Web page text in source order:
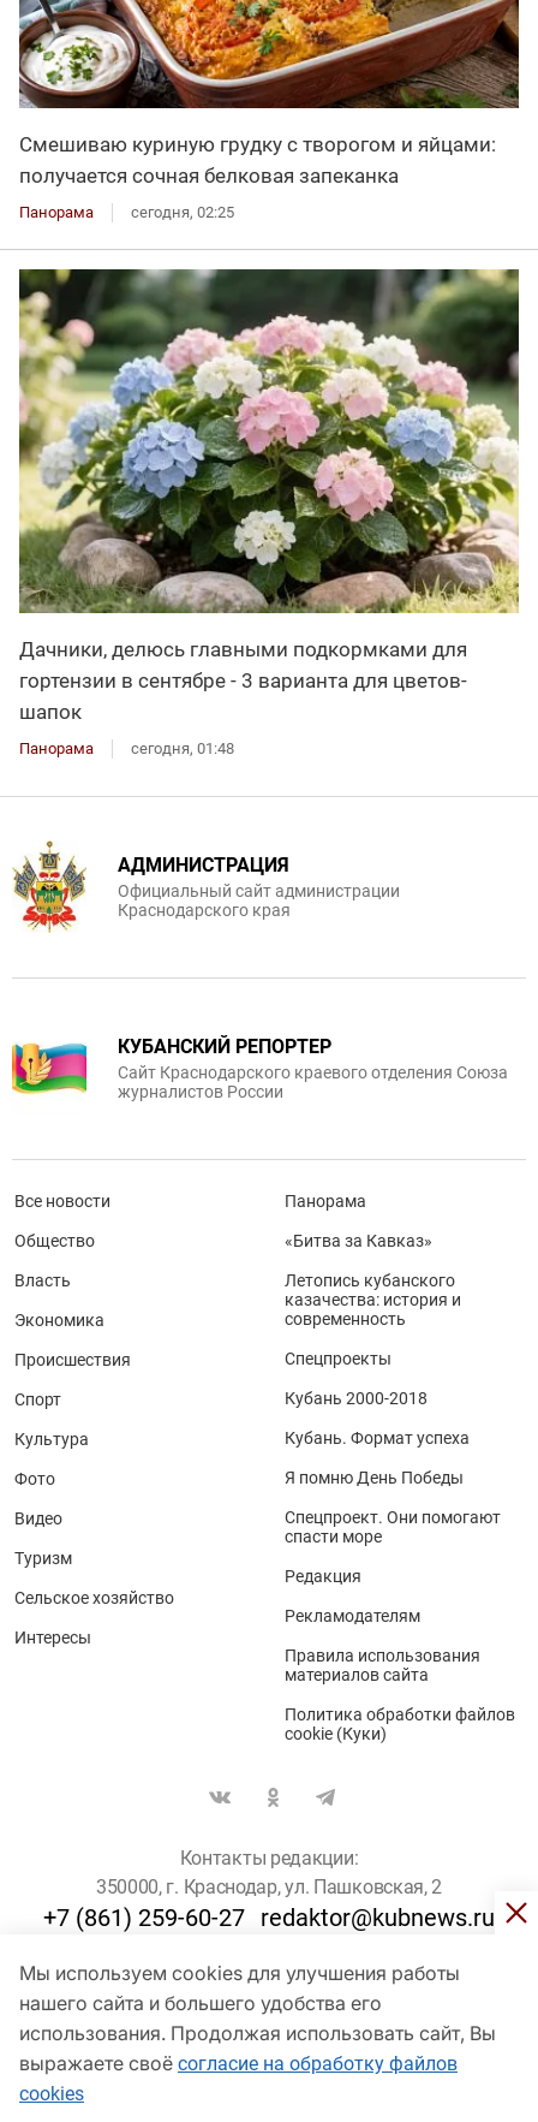
Смешиваю куриную грудку с творогом и яйцами:
получается сочная белковая запеканка
Панорама сегодня, 02:25
Дачники, делюсь главными подкормками для
гортензии в сентябре - 3 варианта для цветов-
шапок
Панорама сегодня, 01:48
Мы используем cookies для улучшения работы
нашего сайта и большего удобства его
использования. Продолжая использовать сайт, Вы
выражаете своё согласие на обработку файлов
cookies
АДМИНИСТРАЦИЯ
Официальный сайт администрации
Краснодарского края
КУБАНСКИЙ РЕПОРТЕР
Сайт Краснодарского краевого отделения Союза
журналистов России
Все новости
Общество
Власть
Экономика
Происшествия
Спорт
Культура
Фото
Видео
Туризм
Сельское хозяйство
Интересы
Панорама
«Битва за Кавказ»
Летопись кубанского
казачества: история и
современность
Спецпроекты
Кубань 2000-2018
Кубань. Формат успеха
Я помню День Победы
Спецпроект. Они помогают
спасти море
Редакция
Рекламодателям
Правила использования
материалов сайта
Политика обработки файлов
cookie (Куки)
Контакты редакции:
350000, г. Краснодар, ул. Пашковская, 2
+7 (861) 259-60-27 redaktor@kubnews.ru
Для пользователей старше 16 лет
© Кубанские Новости, 2017
Сетевое издание «kubnews» зарегистрировано Федеральной
службой по надзору в сфере связи, информационных технологий
и массовых коммуникаций (Роскомнадзор). Регистрационный